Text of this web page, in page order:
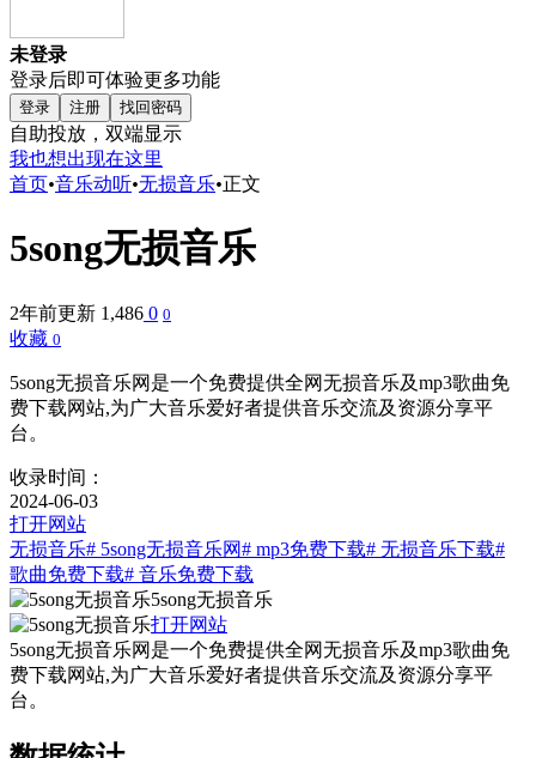
未登录
登录后即可体验更多功能
登录 注册 找回密码
自助投放，双端显示
我也想出现在这里
首页•音乐动听•无损音乐•正文
5song无损音乐
2年前更新 1,486 0 0
收藏 0
5song无损音乐网是一个免费提供全网无损音乐及mp3歌曲免
费下载网站,为广大音乐爱好者提供音乐交流及资源分享平
台。
收录时间：
2024-06-03
打开网站
无损音乐# 5song无损音乐网# mp3免费下载# 无损音乐下载#
歌曲免费下载# 音乐免费下载
5song无损音乐
打开网站
5song无损音乐网是一个免费提供全网无损音乐及mp3歌曲免
费下载网站,为广大音乐爱好者提供音乐交流及资源分享平
台。